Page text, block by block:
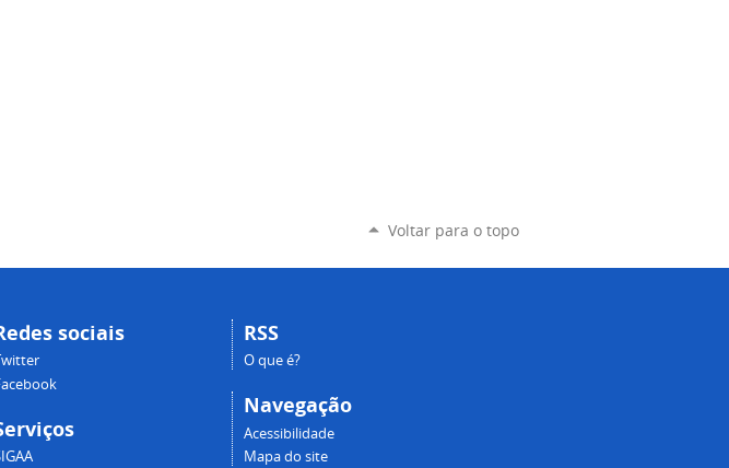
Voltar para o topo
sociais RSS
O que é?
Navegação
Acessibilidade
Mapa do site